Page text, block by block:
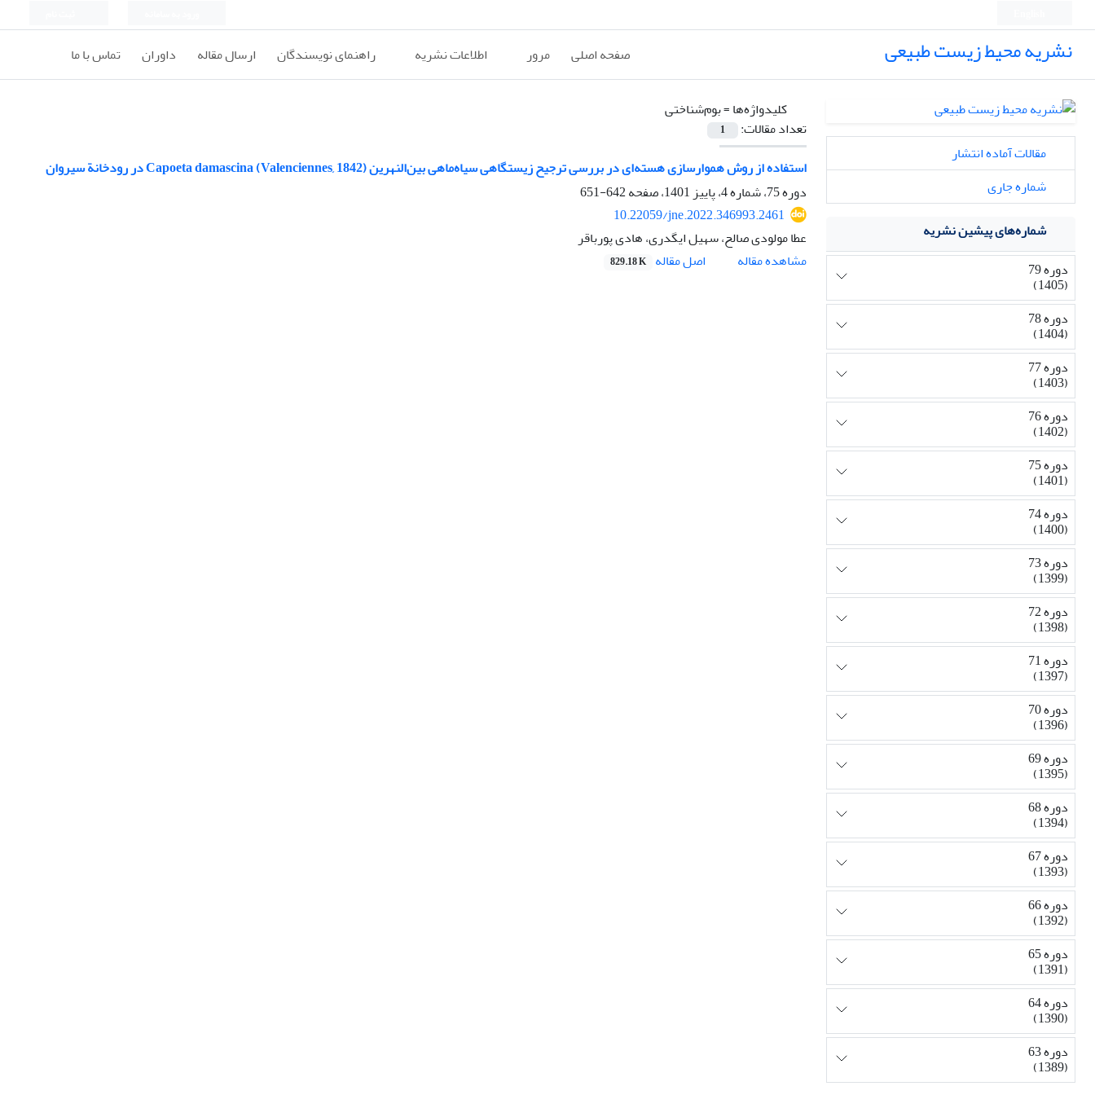
نشریه محیط زیست طبیعی صفحه اصلی مرور اطلاعات نشریه راهنمای نویسندگان ارسال مقاله داوران تماس با ما
کلیدواژه‌ها =بوم‌شناختی
تعداد مقالات:
1
استفاده از روش هموارسازی هسته‌ای در بررسی ترجیح زیستگاهی سیاه‌ماهی بین‌النهرین (Valenciennes, 1842) Capoeta damascina در رودخانة سیروان
دوره 75، شماره 4، پاییز 1401، صفحه
642-651
10.22059/jne.2022.346993.2461
عطا مولودی صالح، سهیل ایگدری، هادی پورباقر
مشاهده مقاله
اصل مقاله 829.18 K
مقالات آماده انتشار
شماره جاری
شماره‌های پیشین نشریه
دوره 79
(1405)
دوره 78
(1404)
دوره 77
(1403)
دوره 76
(1402)
دوره 75
(1401)
دوره 74
(1400)
دوره 73
(1399)
دوره 72
(1398)
دوره 71
(1397)
دوره 70
(1396)
دوره 69
(1395)
دوره 68
(1394)
دوره 67
(1393)
دوره 66
(1392)
دوره 65
(1391)
دوره 64
(1390)
دوره 63
(1389)